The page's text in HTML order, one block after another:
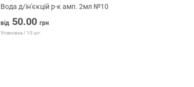
Вода д/ін'єкцій р-к амп. 2мл №10
від 50.00 грн
Упаковка / 10 шт.